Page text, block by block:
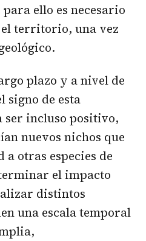
ello es necesario
territorio, una vez
plazo y a nivel de
signo de esta
incluso positivo,
nuevos nichos que
otras especies de
el impacto
distintos
una escala temporal